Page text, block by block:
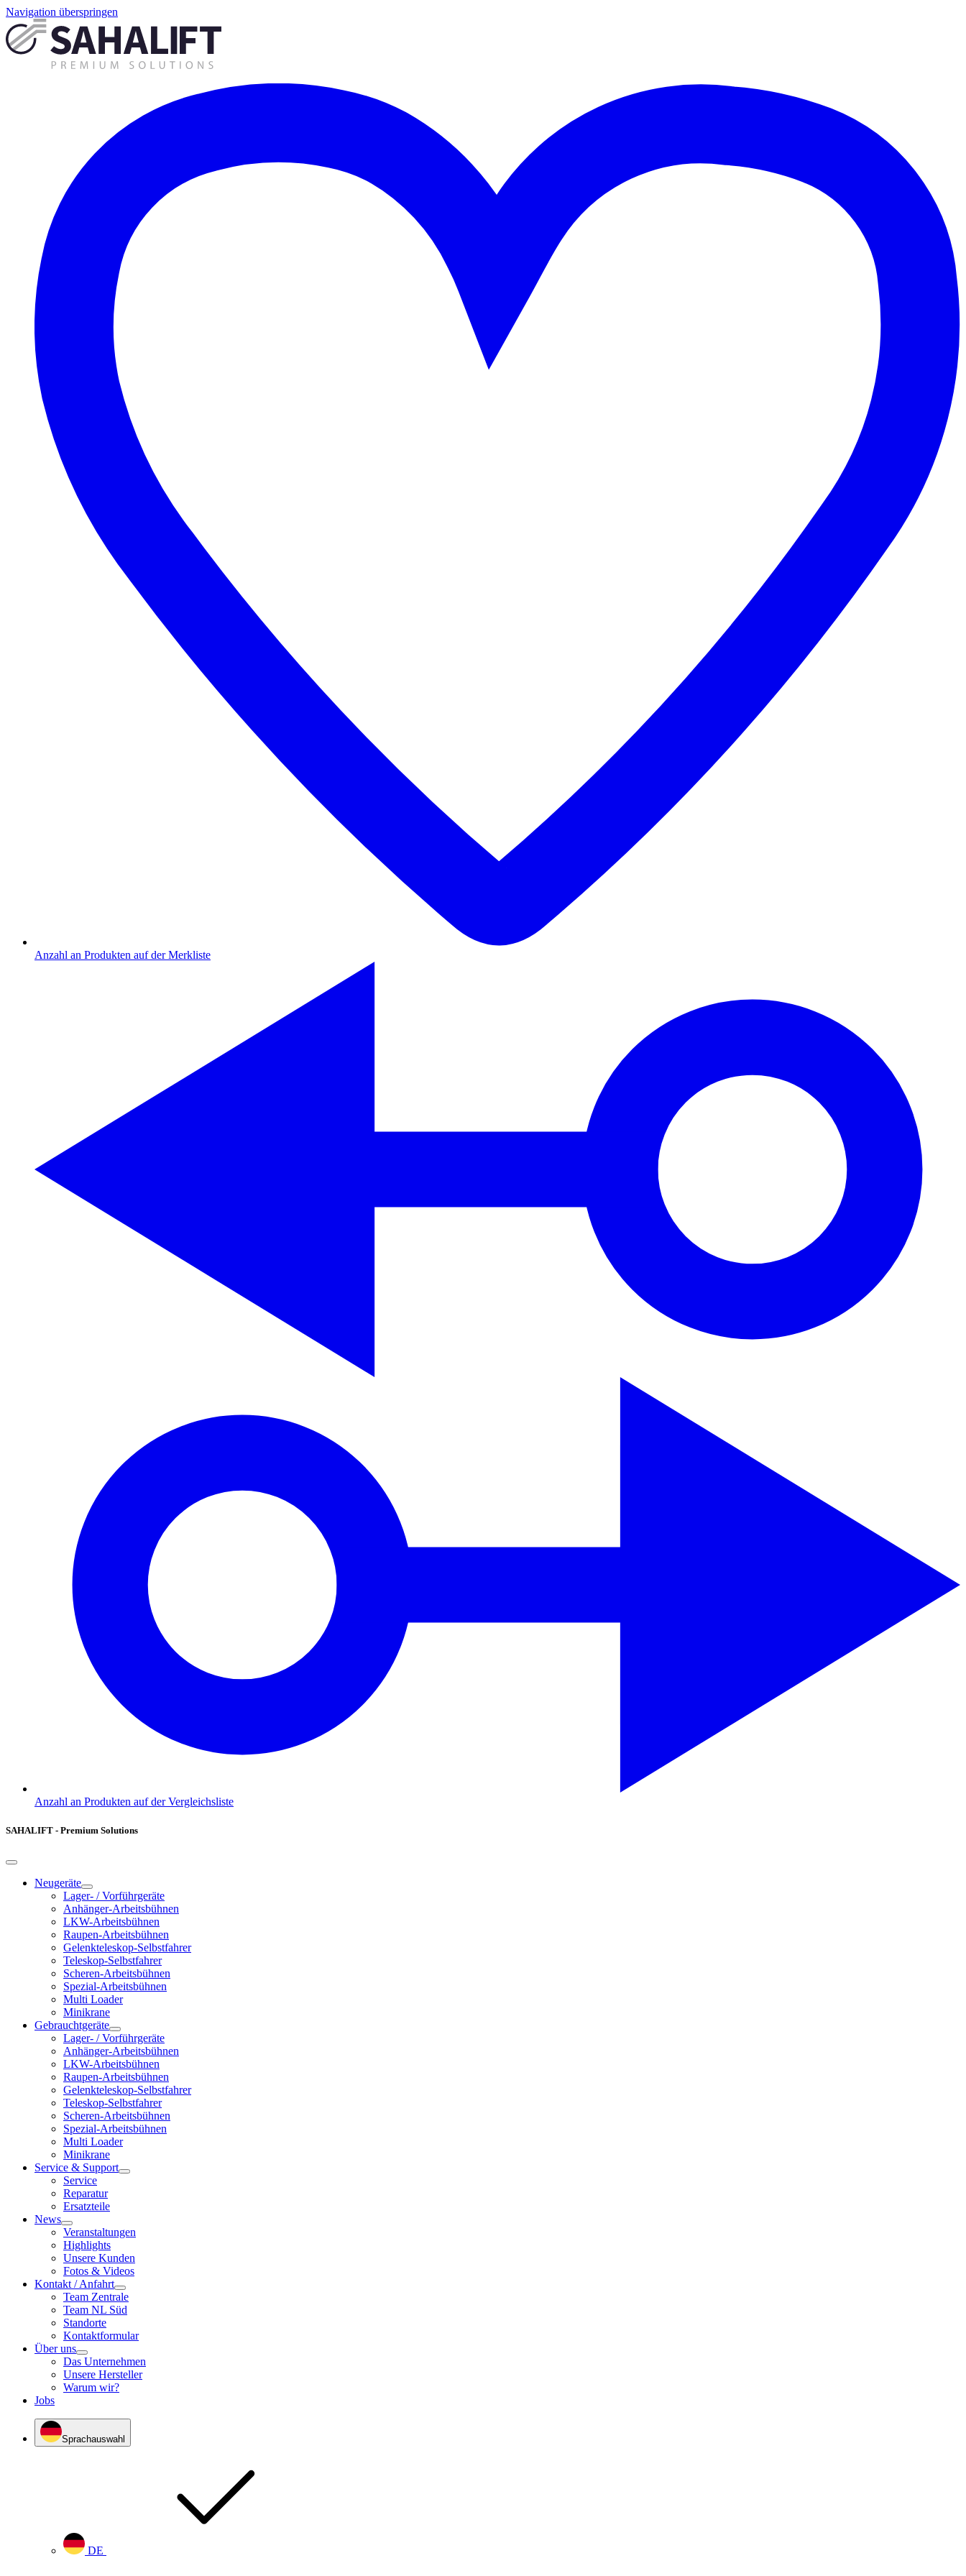
Navigation überspringen
Anzahl an Produkten auf der Merkliste
Anzahl an Produkten auf der Vergleichsliste
SAHALIFT - Premium Solutions
Neugeräte
Lager- / Vorführgeräte
Anhänger-Arbeitsbühnen
LKW-Arbeitsbühnen
Raupen-Arbeitsbühnen
Gelenkteleskop-Selbstfahrer
Teleskop-Selbstfahrer
Scheren-Arbeitsbühnen
Spezial-Arbeitsbühnen
Multi Loader
Minikrane
Gebrauchtgeräte
Lager- / Vorführgeräte
Anhänger-Arbeitsbühnen
LKW-Arbeitsbühnen
Raupen-Arbeitsbühnen
Gelenkteleskop-Selbstfahrer
Teleskop-Selbstfahrer
Scheren-Arbeitsbühnen
Spezial-Arbeitsbühnen
Multi Loader
Minikrane
Service & Support
Service
Reparatur
Ersatzteile
News
Veranstaltungen
Highlights
Unsere Kunden
Fotos & Videos
Kontakt / Anfahrt
Team Zentrale
Team NL Süd
Standorte
Kontaktformular
Über uns
Das Unternehmen
Unsere Hersteller
Warum wir?
Jobs
Sprachauswahl
DE